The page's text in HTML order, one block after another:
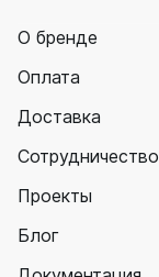
О бренде
Оплата
Доставка
Сотрудничество
Проекты
Блог